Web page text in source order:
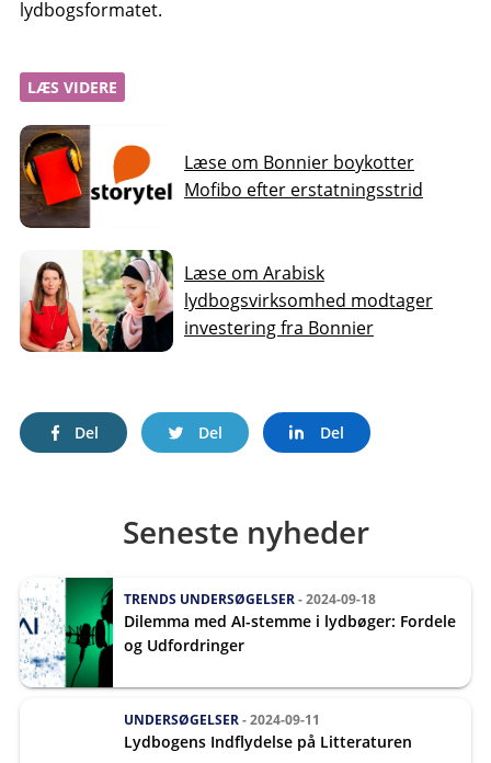
lydbogsformatet.
LÆS VIDERE
Læse om Bonnier boykotter
Mofibo efter erstatningsstrid
Læse om Arabisk
lydbogsvirksomhed modtager
investering fra Bonnier
Del Del Del
Seneste nyheder
TRENDS UNDERSØGELSER- 2024-09-18
Dilemma med AI-stemme i lydbøger: Fordele
og Udfordringer
UNDERSØGELSER- 2024-09-11
Lydbogens Indflydelse på Litteraturen